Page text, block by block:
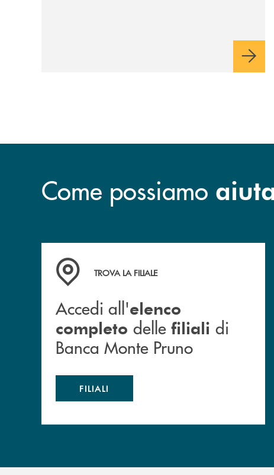
Come possiamo
Accedi all' elenco completo&nbsp; delle&nbsp;
TROVA LA FILIALE
Accedi all'elenco
completo delle filiali di
Banca Monte Pruno
FILIALI